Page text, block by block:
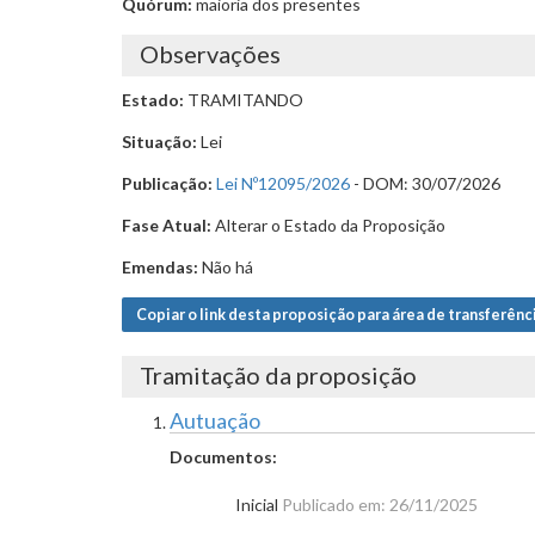
Quórum: maioria dos presentes
Observações
Estado: TRAMITANDO
Situação: Lei
Publicação: Lei Nº12095/2026 - DOM: 30/07/2026
Fase Atual: Alterar o Estado da Proposição
Emendas: Não há
Copiar o link desta proposição para área de
Tramitação da proposição
Autuação
Documentos:
Inicial Publicado em: 26/11/2025